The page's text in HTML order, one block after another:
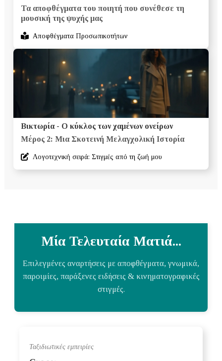
Τα αποφθέγματα του ποιητή που συνέθεσε τη
μουσική της ψυχής μας
Αποφθέγματα Προσωπικοτήτων
Βικτωρία - Ο κύκλος των χαμένων ονείρων
Μέρος 2: Μια Σκοτεινή Μελαγχολική Ιστορία
Λογοτεχνική σειρά: Στιγμές από τη ζωή μου
Μία Τελευταία Ματιά...
Επιλεγμένες αναρτήσεις με αποφθέγματα, γνωμικά,
παροιμίες, παράξενες ειδήσεις & κινηματογραφικές
στιγμές.
Ταξιδιωτικές εμπειρίες